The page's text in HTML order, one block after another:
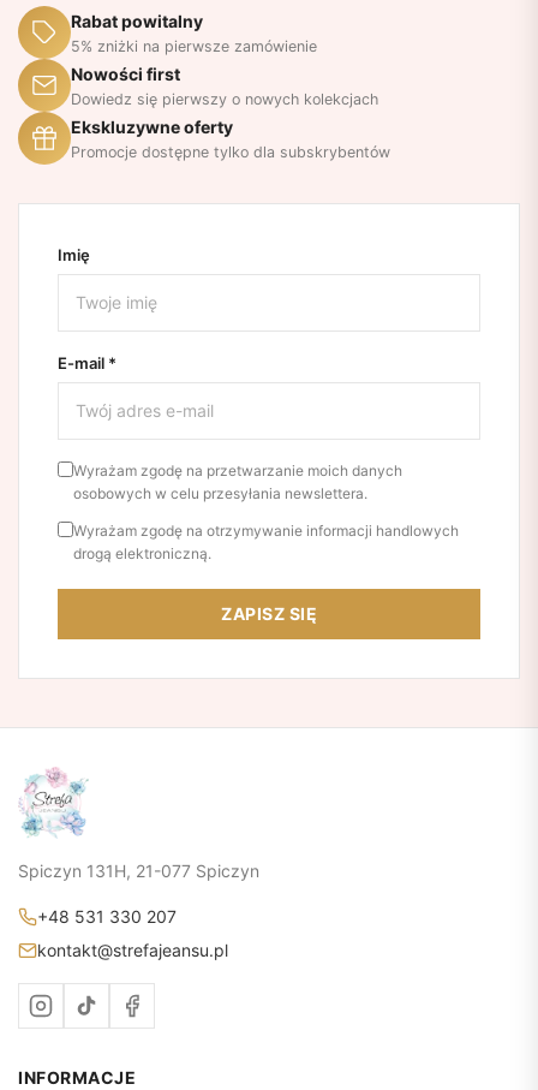
Rabat powitalny
5% zniżki na pierwsze zamówienie
Nowości first
Dowiedz się pierwszy o nowych kolekcjach
Ekskluzywne oferty
Promocje dostępne tylko dla subskrybentów
Imię
E-mail *
Wyrażam zgodę na przetwarzanie moich danych
osobowych w celu przesyłania newslettera.
Wyrażam zgodę na otrzymywanie informacji handlowych
drogą elektroniczną.
ZAPISZ SIĘ
Spiczyn 131H, 21-077 Spiczyn
+48 531 330 207
kontakt@strefajeansu.pl
INFORMACJE